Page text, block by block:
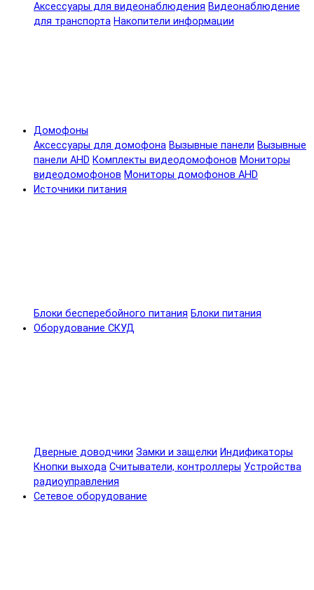
Аксессуары для видеонаблюдения Видеонаблюдение
для транспорта Накопители информации
Домофоны
Аксессуары для домофона Вызывные панели Вызывные
панели AHD Комплекты видеодомофонов Мониторы
видеодомофонов Мониторы домофонов AHD
Источники питания
Блоки бесперебойного питания Блоки питания
Оборудование СКУД
Дверные доводчики Замки и защелки Индификаторы
Кнопки выхода Считыватели, контроллеры Устройства
радиоуправления
Сетевое оборудование